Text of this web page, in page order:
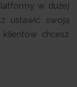
w dużej
ustawić swoją
chcesz